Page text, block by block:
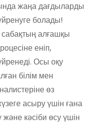
жаңа дағдыларды
болады!
алғашқы
еніп,
Осы оқу
білім мен
өз
асыру үшін ғана
кәсіби өсу үшін